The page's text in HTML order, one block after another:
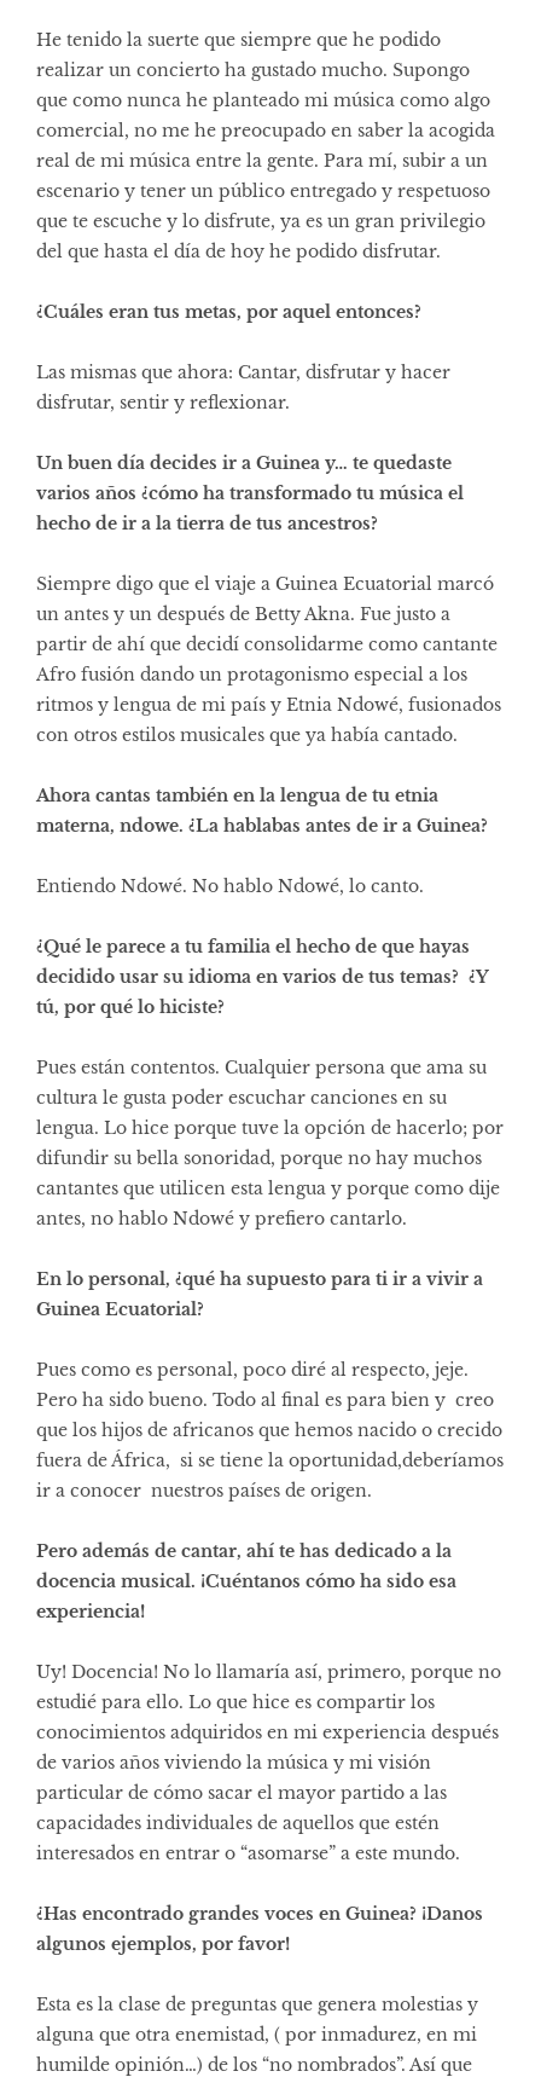
He tenido la suerte que siempre que he podido
realizar un concierto ha gustado mucho. Supongo
que como nunca he planteado mi música como algo
comercial, no me he preocupado en saber la acogida
real de mi música entre la gente. Para mí, subir a un
escenario y tener un público entregado y respetuoso
que te escuche y lo disfrute, ya es un gran privilegio
del que hasta el día de hoy he podido disfrutar.
¿Cuáles eran tus metas, por aquel entonces?
Las mismas que ahora: Cantar, disfrutar y hacer
disfrutar, sentir y reflexionar.
Un buen día decides ir a Guinea y… te quedaste
varios años ¿cómo ha transformado tu música el
hecho de ir a la tierra de tus ancestros?
Siempre digo que el viaje a Guinea Ecuatorial marcó
un antes y un después de Betty Akna. Fue justo a
partir de ahí que decidí consolidarme como cantante
Afro fusión dando un protagonismo especial a los
ritmos y lengua de mi país y Etnia Ndowé, fusionados
con otros estilos musicales que ya había cantado.
Ahora cantas también en la lengua de tu etnia
materna, ndowe. ¿La hablabas antes de ir a Guinea?
Entiendo Ndowé. No hablo Ndowé, lo canto.
¿Qué le parece a tu familia el hecho de que hayas
decidido usar su idioma en varios de tus temas? ¿Y
tú, por qué lo hiciste?
Pues están contentos. Cualquier persona que ama su
cultura le gusta poder escuchar canciones en su
lengua. Lo hice porque tuve la opción de hacerlo; por
difundir su bella sonoridad, porque no hay muchos
cantantes que utilicen esta lengua y porque como dije
antes, no hablo Ndowé y prefiero cantarlo.
En lo personal, ¿qué ha supuesto para ti ir a vivir a
Guinea Ecuatorial?
Pues como es personal, poco diré al respecto, jeje.
Pero ha sido bueno. Todo al final es para bien y creo
que los hijos de africanos que hemos nacido o crecido
fuera de África, si se tiene la oportunidad,deberíamos
ir a conocer nuestros países de origen.
Pero además de cantar, ahí te has dedicado a la
docencia musical. ¡Cuéntanos cómo ha sido esa
experiencia!
Uy! Docencia! No lo llamaría así, primero, porque no
estudié para ello. Lo que hice es compartir los
conocimientos adquiridos en mi experiencia después
de varios años viviendo la música y mi visión
particular de cómo sacar el mayor partido a las
capacidades individuales de aquellos que estén
interesados en entrar o “asomarse” a este mundo.
¿Has encontrado grandes voces en Guinea? ¡Danos
algunos ejemplos, por favor!
Esta es la clase de preguntas que genera molestias y
alguna que otra enemistad, ( por inmadurez, en mi
humilde opinión…) de los “no nombrados”. Así que